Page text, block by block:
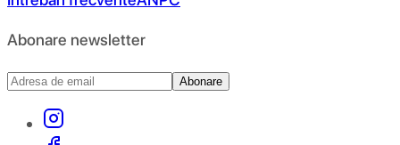
Abonare newsletter
Abonare